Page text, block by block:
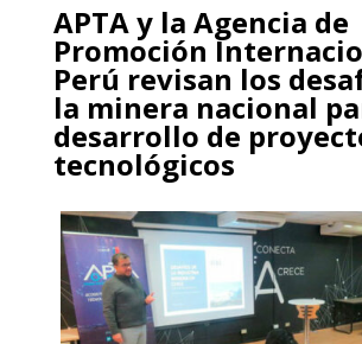
APTA y la Agencia de
Promoción
Perú revisan los
la minera nacional
desarrollo de
tecnológicos